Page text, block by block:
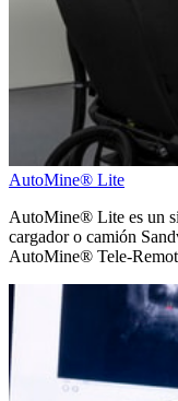
AutoMine® Lite
AutoMine® Lite es un
cargador o camión
AutoMine® Tele-